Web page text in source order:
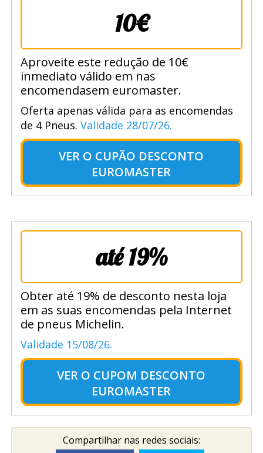
10€
Aproveite este redução de 10€
inmediato válido em nas
encomendasem euromaster.
Oferta apenas válida para as encomendas
de 4 Pneus. Validade 28/07/26.
VER O CUPÃO DESCONTO
EUROMASTER
até 19%
Obter até 19% de desconto nesta loja
em as suas encomendas pela Internet
de pneus Michelin.
Validade 15/08/26.
VER O CUPOM DESCONTO
EUROMASTER
Compartilhar nas redes sociais: